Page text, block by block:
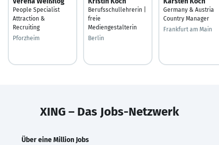
People Specialist
Attraction &
Recruiting
Pforzheim
Berufsschullehrerin |
freie
Mediengestalterin
Berlin
Germany & Austria
Country Manager
Frankfurt am Main
XING – Das Jobs-Netzwerk
Über eine Million Jobs